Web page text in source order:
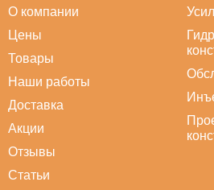
О компании
Цены
Товары
Наши работы
Доставка
Акции
Отзывы
Статьи